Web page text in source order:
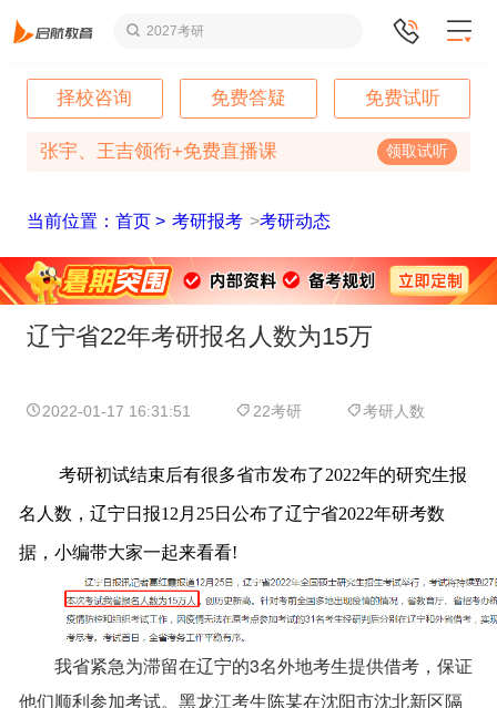
2027考研
择校咨询 免费答疑 免费试听
张宇、王吉领衔+免费直播课 领取试听
当前位置：首页 > 考研报考 >考研动态
辽宁省22年考研报名人数为15万
2022-01-17 16:31:51 22考研 考研人数
考研初试结束后有很多省市发布了2022年的研究生报
名人数，辽宁日报12月25日公布了辽宁省2022年研考数
据，小编带大家一起来看看!
我省紧急为滞留在辽宁的3名外地考生提供借考，保证
他们顺利参加考试。黑龙江考生陈某在沈阳市沈北新区隔